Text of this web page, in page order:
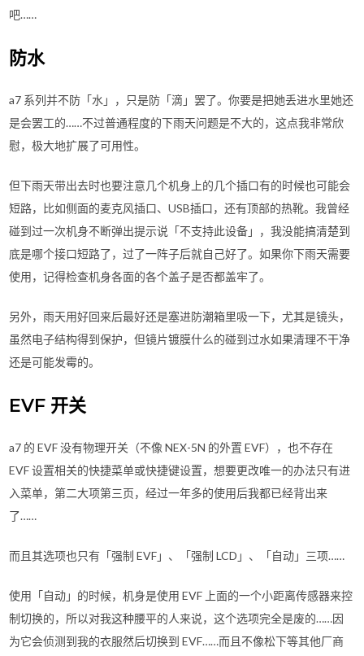
吧……
防水
a7 系列并不防「水」，只是防「滴」罢了。你要是把她丢进水里她还
是会罢工的……不过普通程度的下雨天问题是不大的，这点我非常欣
慰，极大地扩展了可用性。
但下雨天带出去时也要注意几个机身上的几个插口有的时候也可能会
短路，比如侧面的麦克风插口、USB插口，还有顶部的热靴。我曾经
碰到过一次机身不断弹出提示说「不支持此设备」，我没能搞清楚到
底是哪个接口短路了，过了一阵子后就自己好了。如果你下雨天需要
使用，记得检查机身各面的各个盖子是否都盖牢了。
另外，雨天用好回来后最好还是塞进防潮箱里吸一下，尤其是镜头，
虽然电子结构得到保护，但镜片镀膜什么的碰到过水如果清理不干净
还是可能发霉的。
EVF 开关
a7 的 EVF 没有物理开关（不像 NEX-5N 的外置 EVF），也不存在
EVF 设置相关的快捷菜单或快捷键设置，想要更改唯一的办法只有进
入菜单，第二大项第三页，经过一年多的使用后我都已经背出来
了……
而且其选项也只有「强制 EVF」、「强制 LCD」、「自动」三项……
使用「自动」的时候，机身是使用 EVF 上面的一个小距离传感器来控
制切换的，所以对我这种腰平的人来说，这个选项完全是废的……因
为它会侦测到我的衣服然后切换到 EVF……而且不像松下等其他厂商